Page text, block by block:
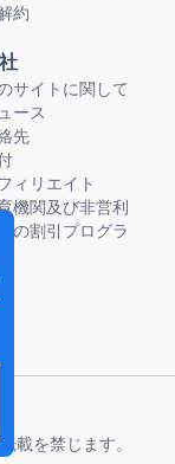
約
サイトに関して
ース
先
ィリエイト
機関及び非営利
体の割引プログラ
載を禁じます。